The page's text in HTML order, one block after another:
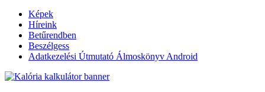
Képek
Híreink
Betűrendben
Beszélgess
Adatkezelési Útmutató Álmoskönyv Android